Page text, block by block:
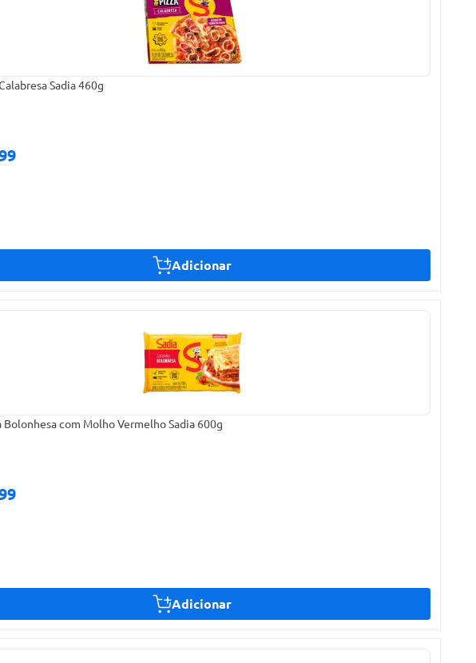
Sadia 460g
Adicionar
Bolonhesa com Molho Vermelho Sadia 600g
Adicionar